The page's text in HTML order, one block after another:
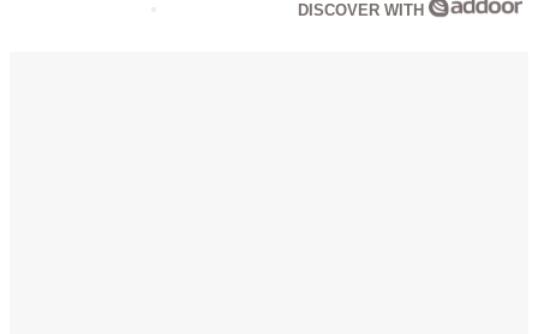
DISCOVER WITH